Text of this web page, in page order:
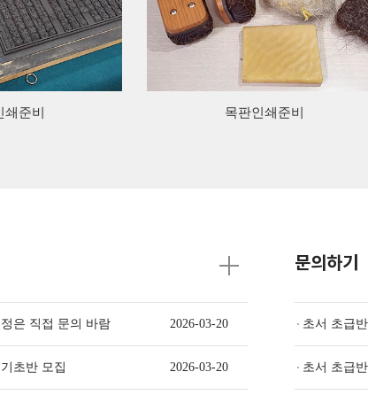
쇄준비 목판인쇄준비
은 직접 문의 바람 2026-03-20
초반 모집 2026-03-20
문의하기
초서 초급
초서 초급